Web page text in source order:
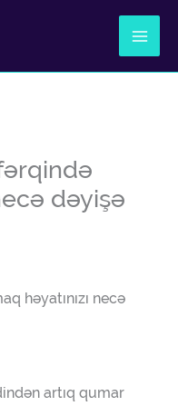
fərqində
dəyişə
həyatınızı necə
artıq qumar